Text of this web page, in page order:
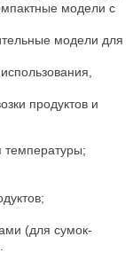
модели с
модели для
продуктов и
температуры;
(для сумок-